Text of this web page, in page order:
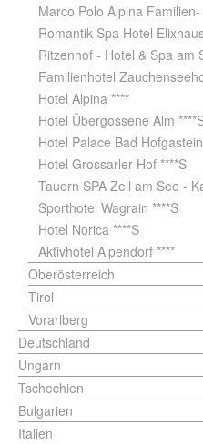
Marco Polo Alpina
Romantik Spa Hotel
Ritzenhof - Hotel & Spa am
Familienhotel
Hotel Alpina ****
Hotel Übergossene Alm
Hotel Palace Bad
Hotel Grossarler Hof ****S
Tauern SPA Zell am See -
Sporthotel Wagrain ****S
Hotel Norica ****S
Aktivhotel Alpendorf ****
Oberösterreich
Tirol
Vorarlberg
Deutschland
Ungarn
Tschechien
Bulgarien
Italien